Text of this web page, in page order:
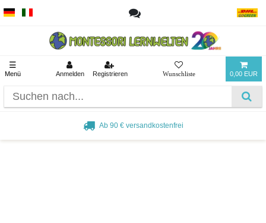
☰
Menü Anmelden Registrieren 0,00 EUR
Ab 90 € versandkostenfrei